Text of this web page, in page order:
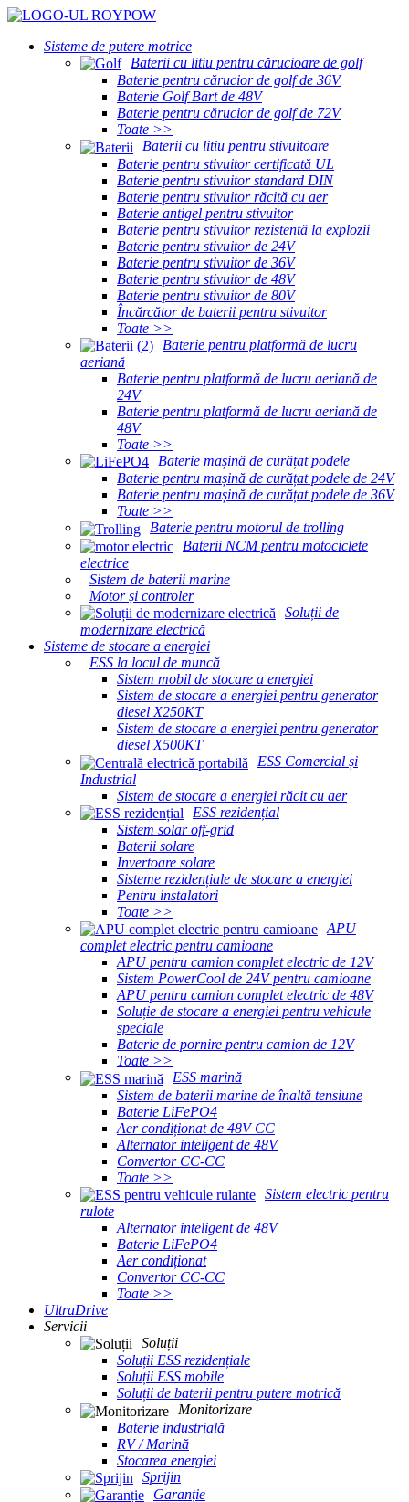
Sisteme de putere motrice
Baterii cu litiu pentru cărucioare de golf
Baterie pentru cărucior de golf de 36V
Baterie Golf Bart de 48V
Baterie pentru cărucior de golf de 72V
Toate >>
Baterii cu litiu pentru stivuitoare
Baterie pentru stivuitor certificată UL
Baterie pentru stivuitor standard DIN
Baterie pentru stivuitor răcită cu aer
Baterie antigel pentru stivuitor
Baterie pentru stivuitor rezistentă la explozii
Baterie pentru stivuitor de 24V
Baterie pentru stivuitor de 36V
Baterie pentru stivuitor de 48V
Baterie pentru stivuitor de 80V
Încărcător de baterii pentru stivuitor
Toate >>
Baterie pentru platformă de lucru
aeriană
Baterie pentru platformă de lucru aeriană de
24V
Baterie pentru platformă de lucru aeriană de
48V
Toate >>
Baterie mașină de curățat podele
Baterie pentru mașină de curățat podele de 24V
Baterie pentru mașină de curățat podele de 36V
Toate >>
Baterie pentru motorul de trolling
Baterii NCM pentru motociclete
electrice
Sistem de baterii marine
Motor și controler
Soluții de
modernizare electrică
Sisteme de stocare a energiei
ESS la locul de muncă
Sistem mobil de stocare a energiei
Sistem de stocare a energiei pentru generator
diesel X250KT
Sistem de stocare a energiei pentru generator
diesel X500KT
ESS Comercial și
Industrial
Sistem de stocare a energiei răcit cu aer
ESS rezidențial
Sistem solar off-grid
Baterii solare
Invertoare solare
Sisteme rezidențiale de stocare a energiei
Pentru instalatori
Toate >>
APU
complet electric pentru camioane
APU pentru camion complet electric de 12V
Sistem PowerCool de 24V pentru camioane
APU pentru camion complet electric de 48V
Soluție de stocare a energiei pentru vehicule
speciale
Baterie de pornire pentru camion de 12V
Toate >>
ESS marină
Sistem de baterii marine de înaltă tensiune
Baterie LiFePO4
Aer condiționat de 48V CC
Alternator inteligent de 48V
Convertor CC-CC
Toate >>
Sistem electric pentru
rulote
Alternator inteligent de 48V
Baterie LiFePO4
Aer condiționat
Convertor CC-CC
Toate >>
UltraDrive
Servicii
Soluții
Soluții ESS rezidențiale
Soluții ESS mobile
Soluții de baterii pentru putere motrică
Monitorizare
Baterie industrială
RV / Marină
Stocarea energiei
Sprijin
Garanție